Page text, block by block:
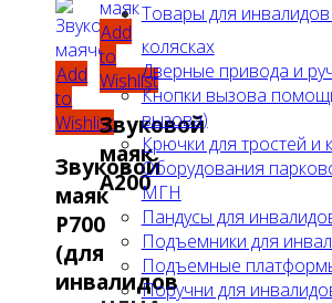
Add
to
Wishlist
Звуковой
маяк
P700
(для
инвалидов
Add
to
Wishlist
Звуковой
маяк
A200
Товары для
колясках
Дверные привода и
Кнопки вызова
вызова)
Крючки для тростей и
Оборудования
МГН
Пандусы для
Подъемники для
Подъемные
Поручни для